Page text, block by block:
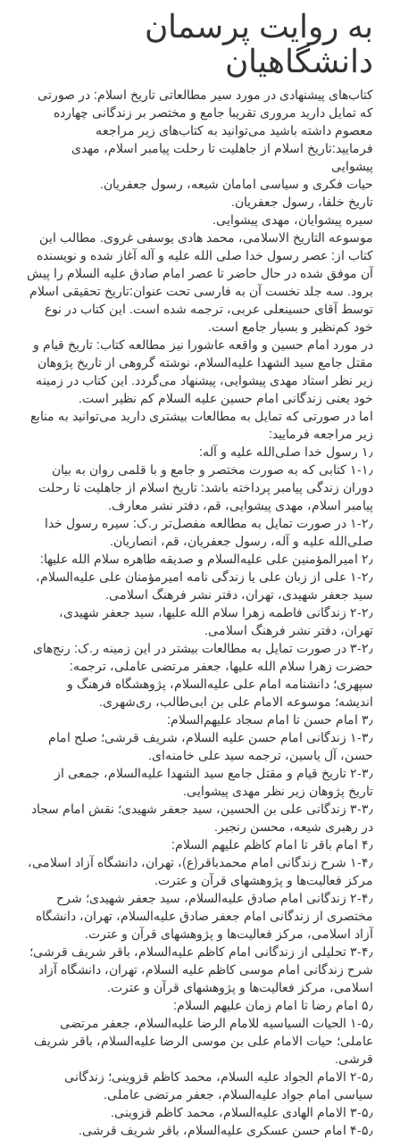
به روایت پرسمان
دانشگاهیان
کتاب‌های پیشنهادی در مورد سیر مطالعاتی تاریخ اسلام: در صورتی
که تمایل دارید مروری تقریبا جامع و مختصر بر زندگانی چهارده
معصوم داشته باشید می‌توانید به کتاب‌های زیر مراجعه
فرمایید:تاریخ اسلام از جاهلیت تا رحلت پیامبر اسلام، مهدی
پیشوایی
حیات فکری و سیاسی امامان شیعه،‌ رسول جعفریان.
تاریخ خلفا،‌ رسول جعفریان.
سیره پیشوایان،‌ مهدی پیشوایی.
موسوعه التاریخ الاسلامی، محمد هادی یوسفی غروی. مطالب این
کتاب از: عصر رسول خدا صلی الله علیه و آله آغاز شده و نویسنده
آن موفق شده در حال حاضر تا عصر امام صادق علیه السلام را پیش
برود. سه جلد نخست آن به فارسی تحت عنوان:‌تاریخ تحقیقی اسلام
توسط آقای حسینعلی عربی، ترجمه شده است. این کتاب در نوع
خود کم‌نظیر و بسیار جامع است.
در مورد امام حسین و واقعه عاشورا نیز مطالعه کتاب: تاریخ قیام و
مقتل جامع سید الشهدا علیه‌السلام، نوشته گروهی از تاریخ پژوهان
زیر نظر استاد مهدی پیشوایی، پیشنهاد می‌گردد. این کتاب در زمینه
خود یعنی زندگانی امام حسین علیه السلام کم نظیر است.
اما در صورتی که تمایل به مطالعات بیشتری دارید می‌توانید به منابع
زیر مراجعه فرمایید:
۱٫ رسول خدا صلی‌الله علیه و آله:
۱-۱٫ کتابی که به صورت مختصر و جامع و با قلمی روان به بیان
دوران زندگی پیامبر پرداخته باشد: تاریخ اسلام از جاهلیت تا رحلت
پیامبر اسلام، مهدی پیشوایی، قم،‌ دفتر نشر معارف.
۱-۲٫ در صورت تمایل به مطالعه مفصل‌تر ر.ک: سیره رسول خدا
صلی‌الله علیه و آله، رسول جعفریان، قم، انصاریان.
۲٫ امیرالمؤمنین علی علیه‌السلام و صدیقه طاهره سلام الله علیها:
۱-۲٫ علی از زبان علی یا زندگی نامه امیرمؤمنان علی علیه‌السلام،‌
سید جعفر شهیدی، تهران،‌ دفتر نشر فرهنگ اسلامی.
۲-۲٫ زندگانی فاطمه زهرا سلام الله علیها،‌ سید جعفر شهیدی،
تهران، دفتر نشر فرهنگ اسلامی.
۳-۲٫ در صورت تمایل به مطالعات بیشتر در این زمینه ر.ک: رنج‌های
حضرت زهرا سلام الله علیها، جعفر مرتضی عاملی،‌ ترجمه:
سپهری؛ دانشنامه امام علی علیه‌السلام، پژوهشگاه فرهنگ و
اندیشه؛ موسوعه الامام علی بن ابی‌طالب، ری‌شهری.
۳٫ امام حسن تا امام سجاد علیهم‌السلام:
۱-۳٫ زندگانی امام حسن علیه السلام، شریف قرشی؛ صلح امام
حسن، آل یاسین، ترجمه سید علی خامنه‌ای.
۲-۳٫ تاریخ قیام و مقتل جامع سید الشهدا علیه‌السلام، جمعی از
تاریخ پژوهان زیر نظر مهدی پیشوایی.
۳-۳٫ زندگانی علی بن الحسین، سید جعفر شهیدی؛ نقش امام سجاد
در رهبری شیعه، محسن رنجبر.
۴٫ امام باقر تا امام کاظم علیهم السلام:
۱-۴٫ شرح زندگانی امام محمدباقر(ع)، تهران، دانشگاه آزاد اسلامی،
مرکز فعالیت‌ها و پژوهشهای قرآن و عترت.
۲-۴٫ زندگانی امام صادق علیه‌السلام، سید جعفر شهیدی؛ شرح
مختصری از زندگانی امام جعفر صادق علیه‌السلام، تهران، دانشگاه
آزاد اسلامی، مرکز فعالیت‌ها و پژوهشهای قرآن و عترت.
۳-۴٫ تحلیلی از زندگانی امام کاظم علیه‌السلام، باقر شریف قرشی؛
شرح زندگانی امام موسی کاظم علیه السلام، تهران، دانشگاه آزاد
اسلامی، مرکز فعالیت‌ها و پژوهشهای قرآن و عترت.
۵٫ امام رضا تا امام زمان علیهم السلام:
۱-۵٫ الحیات السیاسیه للامام الرضا علیه‌السلام، جعفر مرتضی
عاملی؛ حیات الامام علی بن موسی الرضا علیه‌السلام، باقر شریف
قرشی.
۲-۵٫ الامام الجواد علیه السلام، محمد کاظم قزوینی؛ زندگانی
سیاسی امام جواد علیه‌السلام، جعفر مرتضی عاملی.
۳-۵٫ الامام الهادی علیه‌السلام، محمد کاظم قزوینی.
۴-۵٫ امام حسن عسکری علیه‌السلام، باقر شریف قرشی.